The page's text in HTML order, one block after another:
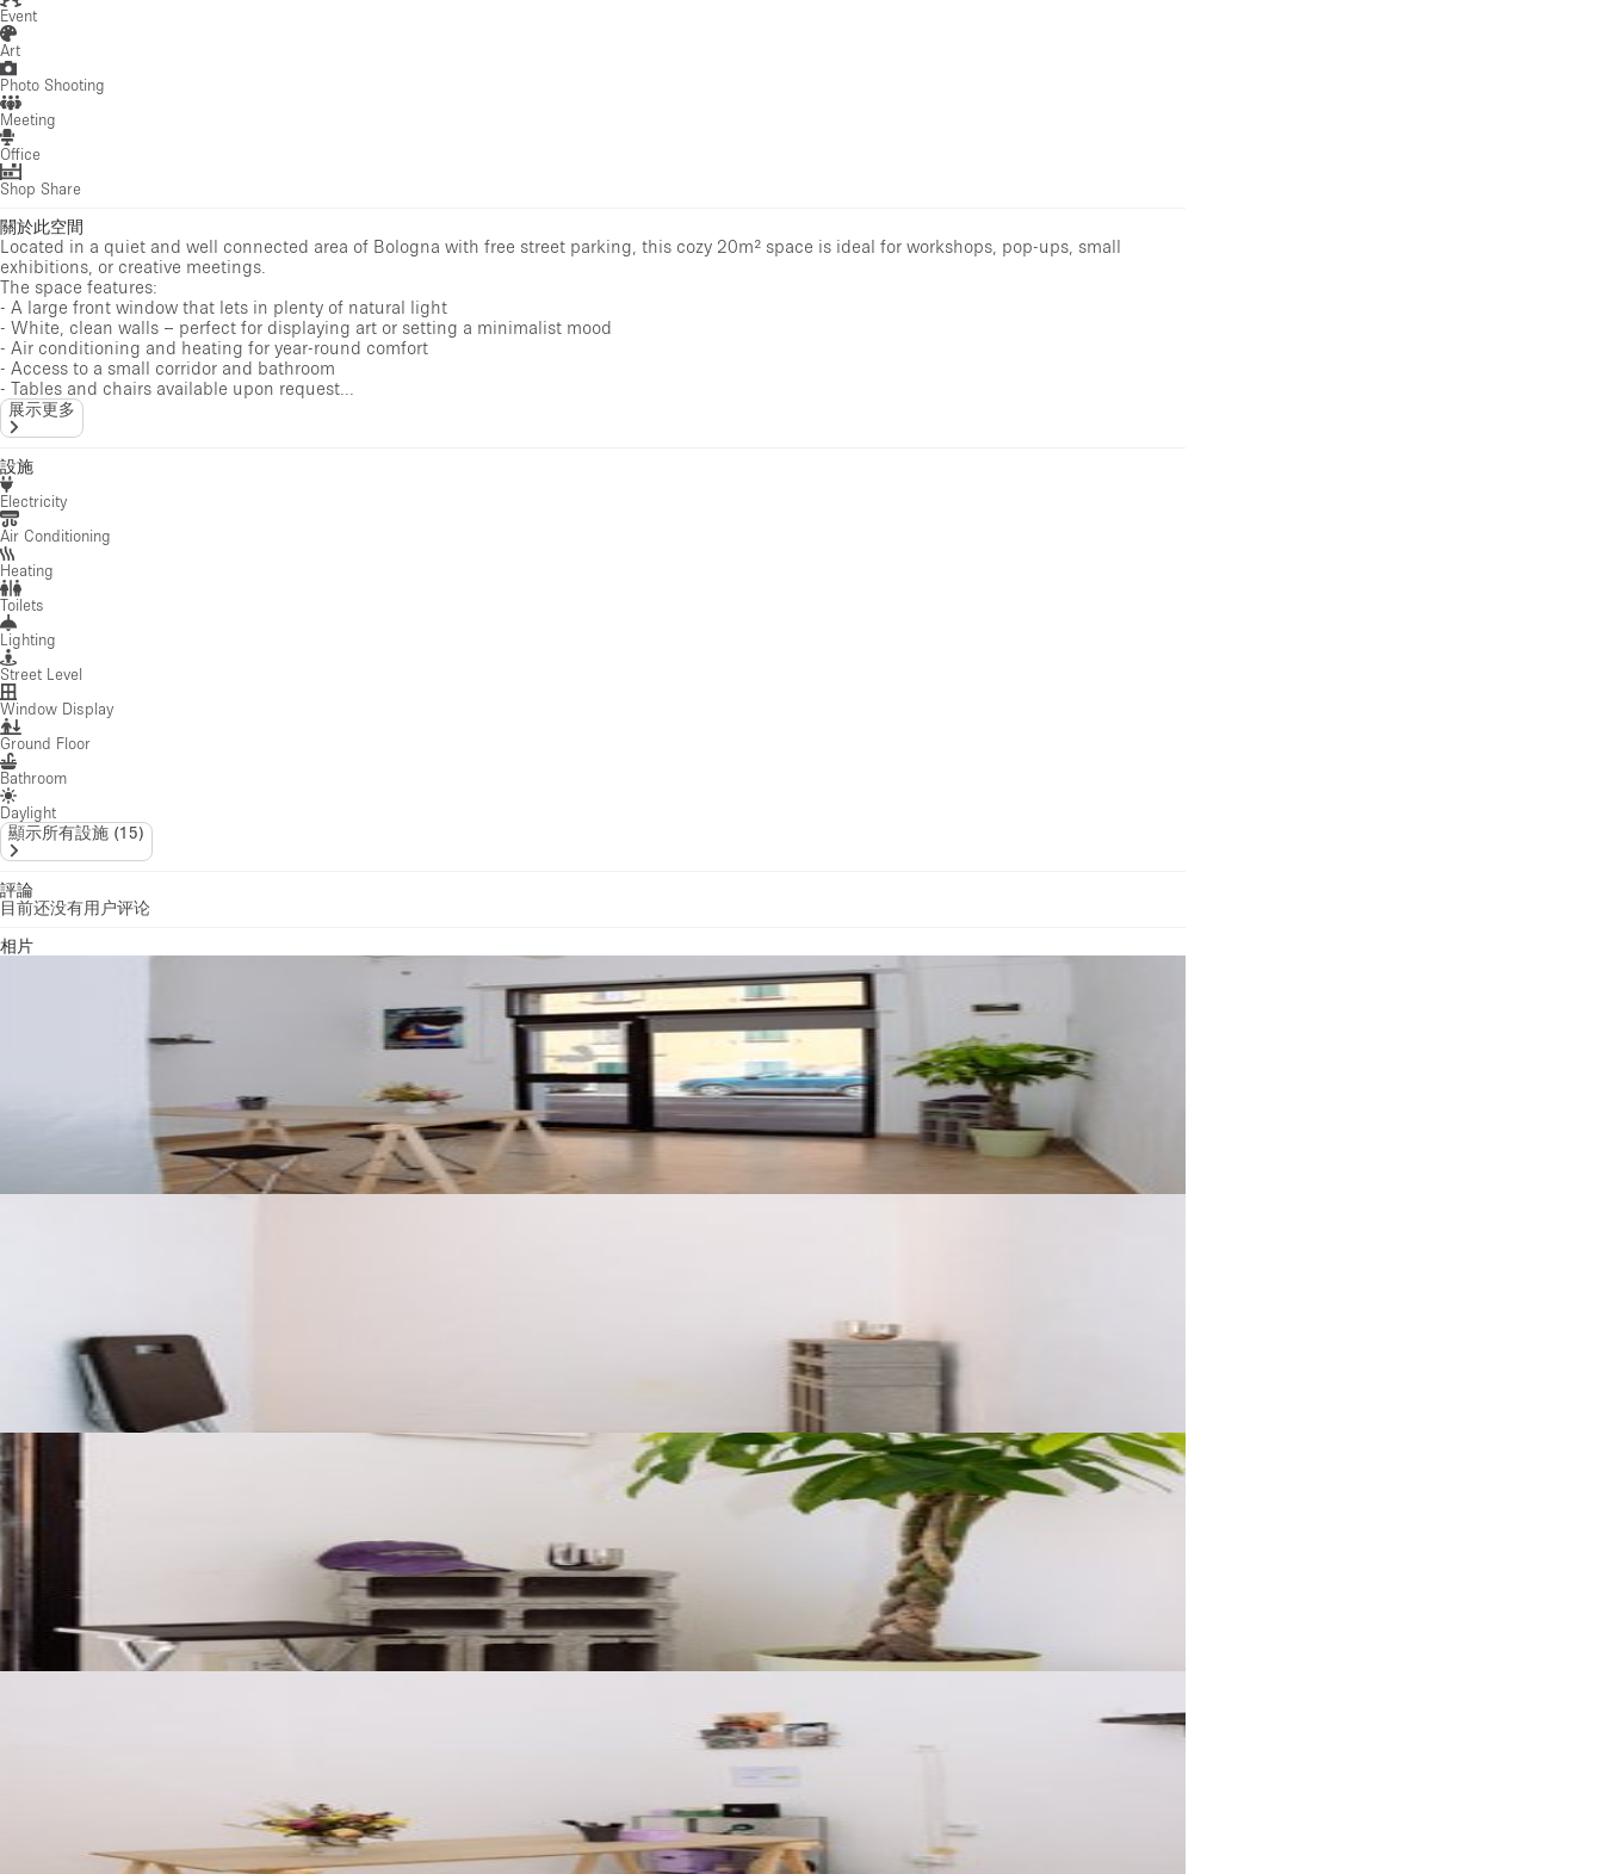
Event
Art
Photo Shooting
Meeting
Office
Shop Share
關於此空間
Located in a quiet and well connected area of Bologna with free street parking, this cozy 20m² space is ideal for workshops, pop-ups, small
exhibitions, or creative meetings.
The space features:
- A large front window that lets in plenty of natural light
- White, clean walls – perfect for displaying art or setting a minimalist mood
- Air conditioning and heating for year-round comfort
- Access to a small corridor and bathroom
- Tables and chairs available upon request...
展示更多
設施
Electricity
Air Conditioning
Heating
Toilets
Lighting
Street Level
Window Display
Ground Floor
Bathroom
Daylight
顯示所有設施 (15)
評論
目前还没有用户评论
相片